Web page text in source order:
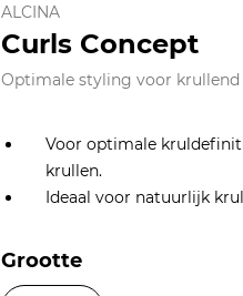
ALCINA
Curls Concept
Optimale styling voor krullend
Voor optimale
krullen.
Ideaal voor natuurlijk
Grootte